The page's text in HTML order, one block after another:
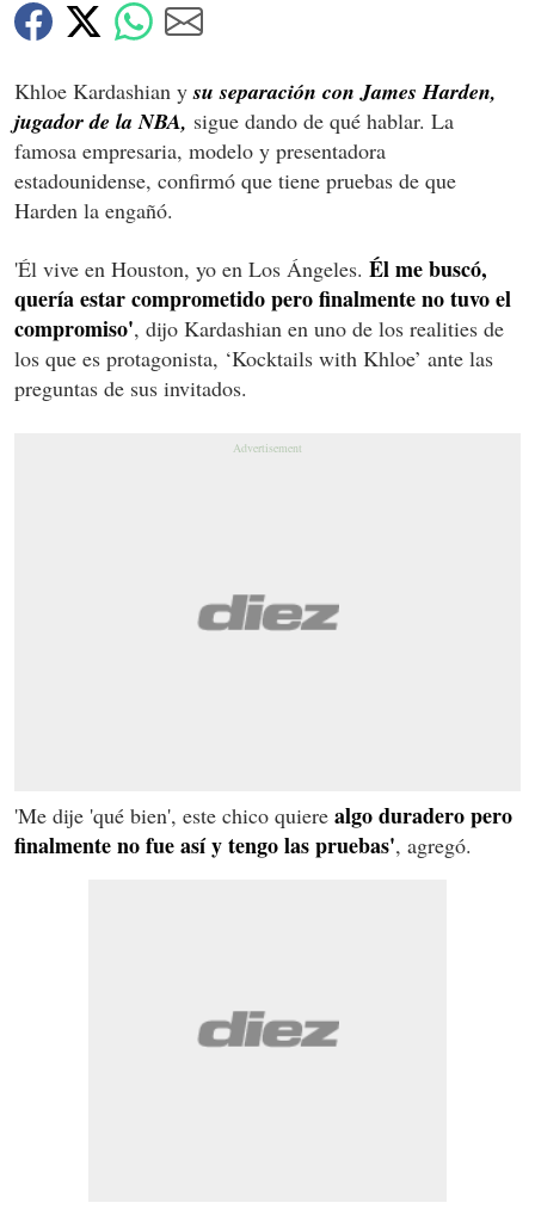
Khloe Kardashian ysu separación con James Harden,
jugador de la NBA, sigue dando de qué hablar. La
famosa empresaria, modelo y presentadora
estadounidense, confirmó que tiene pruebas de que
Harden la engañó.
'Él vive en Houston, yo en Los Ángeles. Él me buscó,
quería estar comprometido pero finalmente no tuvo el
compromiso', dijo Kardashian en uno de los realities de
los que es protagonista, ‘Kocktails with Khloe’ ante las
preguntas de sus invitados.
'Me dije 'qué bien', este chico quiere algo duradero pero
finalmente no fue así y tengo las pruebas', agregó.